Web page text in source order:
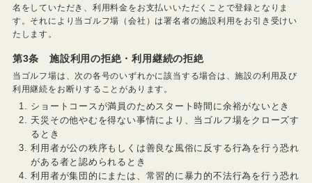
名をしていただき、利用料金をお支払いいただくことで登録となりま
す。それにより当ゴルフ場（会社）は署名者の施設利用をお引き受けい
たします。
第3条 施設利用の拒絶・利用継続の拒絶
当ゴルフ場は、次の各号のいずれかに該当する場合は、施設の利用及び
利用継続をお断りすることがあります。
ショートコースが満員のためスタート時間に余裕がないとき
天災その他やむを得ない事情により、当ゴルフ場をクローズす
るとき
利用者が公の秩序もしくは善良な風俗に反する行為を行う恐れ
がある者と認められるとき
利用者が集団的にまたは、常習的に暴力的不法行為を行う恐れ